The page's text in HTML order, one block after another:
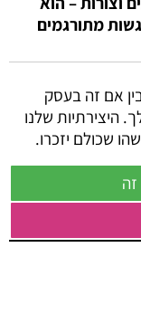
מתורגמים
אם זה בעסק
היצירתיות שלנו
שכולם יזכרו.